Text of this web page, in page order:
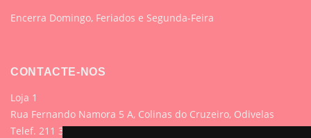
Encerra Domingo, Feriados e Segunda-Feira
CONTACTE-NOS
Loja 1
Rua Fernando Namora 5 A, Colinas do Cruzeiro, Odivelas
Telef. 211 395 882 (Chamada para rede fixa nacional)